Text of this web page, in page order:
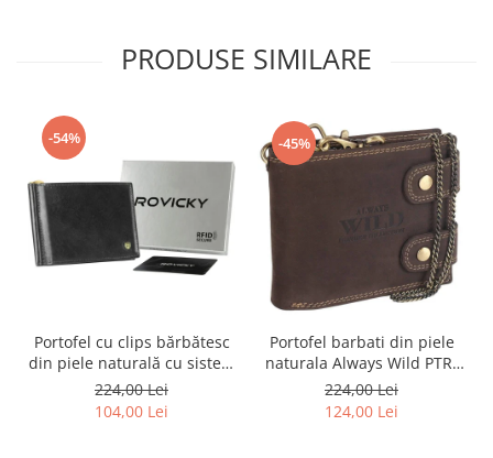
PRODUSE SIMILARE
-54%
Portofel cu clips bărbătesc
din piele naturală cu sistem
RFID - Rovicky PTR-N1908-
RVT-9799 BLACK
224,00 Lei
104,00 Lei
-45%
Portofel barbati din piele
naturala Always Wild PTR-
2900-BIC
224,00 Lei
124,00 Lei